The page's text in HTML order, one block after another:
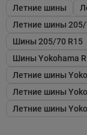
надежность.
Одним из
является
наличием
помощью
Летние шины
Летние шины 205/
Шины 205/70 R15
Шины Yokohama
Летние шины
Летние шины
Летние шины